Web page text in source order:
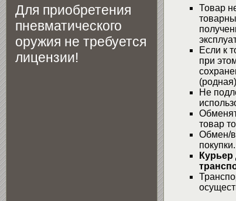
Товар
Если к
при
Не
товар
Обмен/
покупки.
Для приобретения
пневматического
оружия не требуется
лицензии!